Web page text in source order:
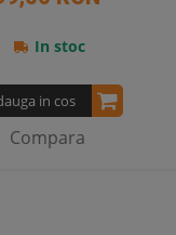
In stoc
in cos
Compara